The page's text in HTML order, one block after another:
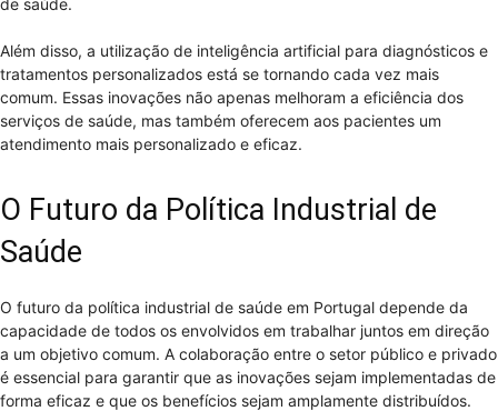
de saúde.
Além disso, a utilização de inteligência artificial para diagnósticos e
tratamentos personalizados está se tornando cada vez mais
comum. Essas inovações não apenas melhoram a eficiência dos
serviços de saúde, mas também oferecem aos pacientes um
atendimento mais personalizado e eficaz.
O Futuro da Política Industrial de
Saúde
O futuro da política industrial de saúde em Portugal depende da
capacidade de todos os envolvidos em trabalhar juntos em direção
a um objetivo comum. A colaboração entre o setor público e privado
é essencial para garantir que as inovações sejam implementadas de
forma eficaz e que os benefícios sejam amplamente distribuídos.